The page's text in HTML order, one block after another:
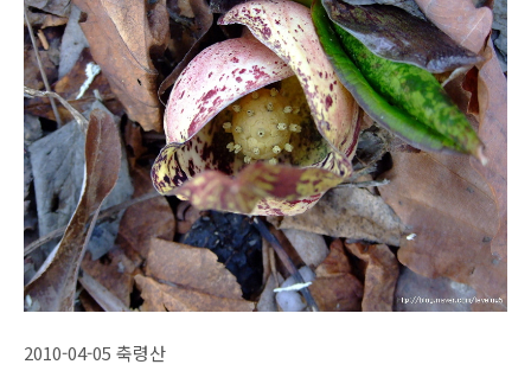
2010-04-05 축령산